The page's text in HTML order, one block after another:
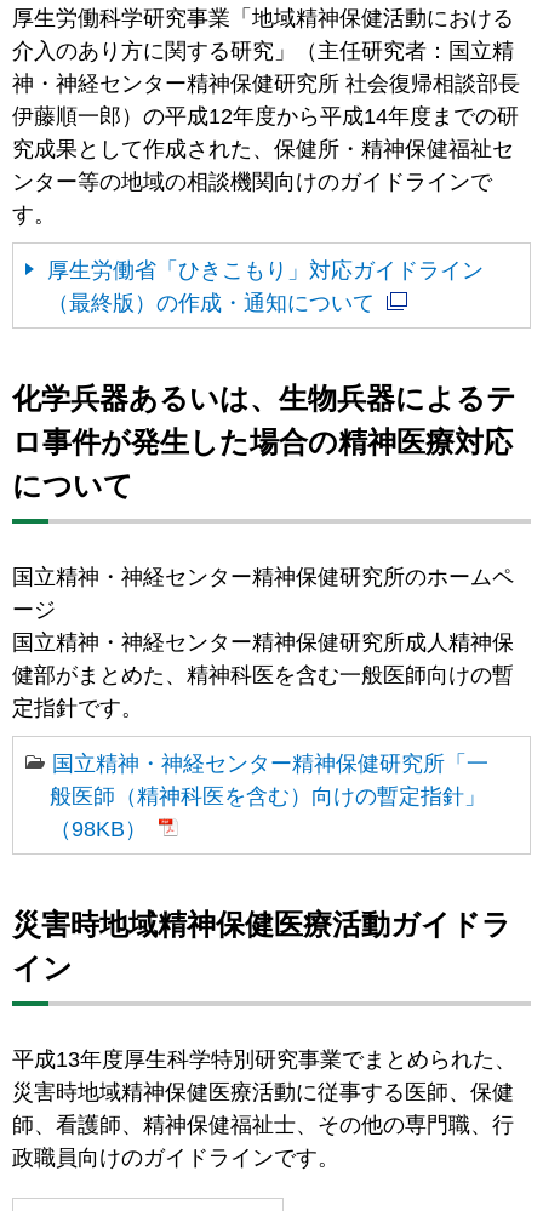
厚生労働科学研究事業「地域精神保健活動における
介入のあり方に関する研究」（主任研究者：国立精
神・神経センター精神保健研究所 社会復帰相談部長
伊藤順一郎）の平成12年度から平成14年度までの研
究成果として作成された、保健所・精神保健福祉セ
ンター等の地域の相談機関向けのガイドラインで
す。
厚生労働省「ひきこもり」対応ガイドライン
（最終版）の作成・通知について
化学兵器あるいは、生物兵器によるテ
ロ事件が発生した場合の精神医療対応
について
国立精神・神経センター精神保健研究所のホームペ
ージ
国立精神・神経センター精神保健研究所成人精神保
健部がまとめた、精神科医を含む一般医師向けの暫
定指針です。
国立精神・神経センター精神保健研究所「一
般医師（精神科医を含む）向けの暫定指針」
（98KB）
災害時地域精神保健医療活動ガイドラ
イン
平成13年度厚生科学特別研究事業でまとめられた、
災害時地域精神保健医療活動に従事する医師、保健
師、看護師、精神保健福祉士、その他の専門職、行
政職員向けのガイドラインです。